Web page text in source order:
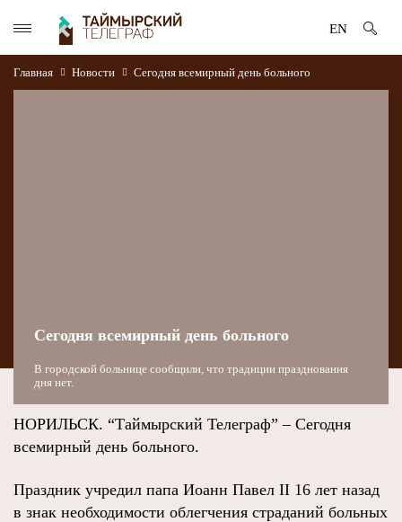
EN
Главная Новости Сегодня всемирный день больного
Сегодня всемирный день больного
В городской больнице сообщили, что традиции празднования
дня нет.
НОРИЛЬСК. “Таймырский Телеграф” – Сегодня
всемирный день больного.
Праздник учредил папа Иоанн Павел II 16 лет назад
в знак необходимости облегчения страданий больных